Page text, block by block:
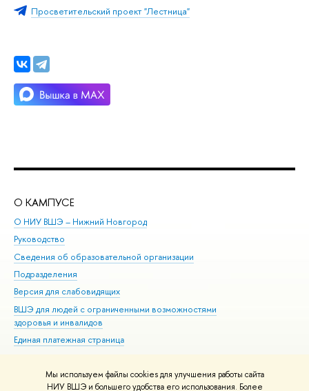
Мы используем файлы cookies для улучшения работы сайта
НИУ ВШЭ и большего удобства его использования. Более
Просветительский проект "Лестница"
О КАМПУСЕ
О НИУ ВШЭ – Нижний Новгород
Руководство
Сведения об образовательной организации
Подразделения
Версия для слабовидящих
ВШЭ для людей с ограниченными возможностями
здоровья и инвалидов
Единая платежная страница